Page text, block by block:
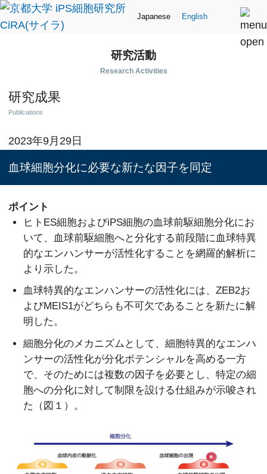
Japanese English
研究活動
Research Activities
研究成果
Publications
2023年9月29日
血球細胞分化に必要な新たな因子を同定
ポイント
ヒトES細胞およびiPS細胞の血球前駆細胞分化にお
いて、血球前駆細胞へと分化する前段階に血球特異
的なエンハンサーが活性化することを網羅的解析に
より示した。
血球特異的なエンハンサーの活性化には、ZEB2お
よびMEIS1がどちらも不可欠であることを新たに解
明した。
細胞分化のメカニズムとして、細胞特異的なエンハ
ンサーの活性化が分化ポテンシャルを高める一方
で、そのためには複数の因子を必要とし、特定の細
胞への分化に対して制限を設ける仕組みが示唆され
た（図１）。